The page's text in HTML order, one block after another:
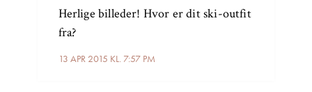
13 APR 2015 KL. 7:57 PM
Herlige billeder! Hvor er dit ski-outfit
fra?